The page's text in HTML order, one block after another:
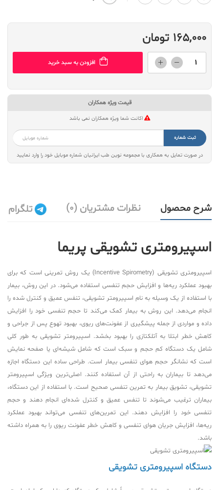
165,000 تومان
افزودن به سبد خرید
قیمت ویژه همکاران
اکانت شما ویژه همکاران نمی باشد
ثبت شماره
در صورت تمایل به همکاری با مجموعه نوین طب ایرانیان شماره موبایل خود را وارد نمایید
شرح محصول نظرات مشتریان (0) تلگرام
اسپیرومتری تشویقی پریما
اسپیرومتری تشویقی (Incentive Spirometry) یک روش تمرینی است که برای
بهبود عملکرد ریه‌ها و افزایش حجم تنفسی استفاده می‌شود. در این روش، بیمار
با استفاده از یک وسیله به نام اسپیرومتر تشویقی، تنفس عمیق و کنترل شده را
انجام می‌دهد. این روش به بیمار کمک می‌کند تا حجم تنفسی خود را افزایش
داده و مواردی از جمله پیشگیری از عفونت‌های ریوی، بهبود تهوع پس از جراحی و
کاهش خطر ابتلا به آتلکتازی را بهبود بخشد. اسپیرومتر تشویقی به طور کلی
شامل یک دستگاه کم حجم و سبک است که شامل شیشه‌ای یا صفحه نمایش
است که نشانگر حجم هوای تنفسی بیمار است. طراحی ساده این دستگاه اجازه
می‌دهد تا بیماران به راحتی از آن استفاده کنند. اصلی‌ترین ویژگی اسپیرومتر
تشویقی، تشویق بیمار به تمرین تنفسی صحیح است. با استفاده از این دستگاه،
بیماران ترغیب می‌شوند تا تنفس عمیق و کنترل شده‌ای انجام دهند و حجم
تنفسی خود را افزایش دهند. این تمرین‌های تنفسی می‌تواند بهبود عملکرد
ریه‌ها، افزایش جریان هوای تنفسی و کاهش خطر عفونت ریوی را به همراه داشته
باشد.
دستگاه اسپیرومتری تشویقی